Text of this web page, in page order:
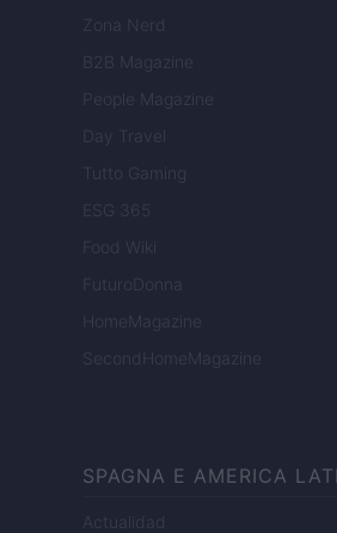
Zona Nerd
B2B Magazine
People Magazine
Day Travel
Tutto Gaming
ESG 365
Food Wiki
FuturoDonna
HomeMagazine
SecondHomeMagazine
SPAGNA E AMERICA
Actualidad